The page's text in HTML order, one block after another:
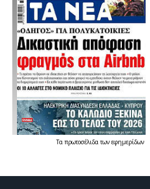
Τα πρωτοσέλιδατων εφημερίδων